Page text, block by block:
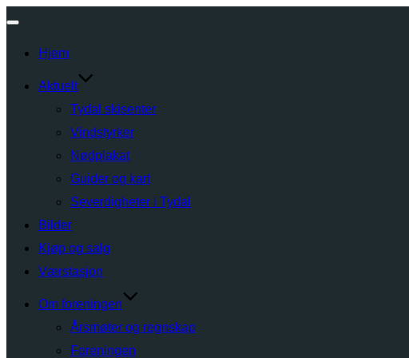
navigation
Hjem
Aktuelt
Tydal skisenter
Vindstyrker
Nødplakat
Guider og kart
Severdigheter i Tydal
Bilder
Kjøp og salg
Værstasjon
Om foreningen
Årsmøter og regnskap
Foreningen